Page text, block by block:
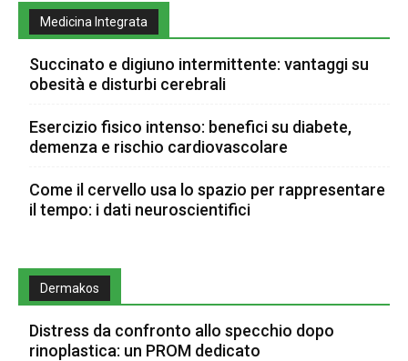
Medicina Integrata
Succinato e digiuno intermittente: vantaggi su
obesità e disturbi cerebrali
Esercizio fisico intenso: benefici su diabete,
demenza e rischio cardiovascolare
Come il cervello usa lo spazio per rappresentare
il tempo: i dati neuroscientifici
Dermakos
Distress da confronto allo specchio dopo
rinoplastica: un PROM dedicato